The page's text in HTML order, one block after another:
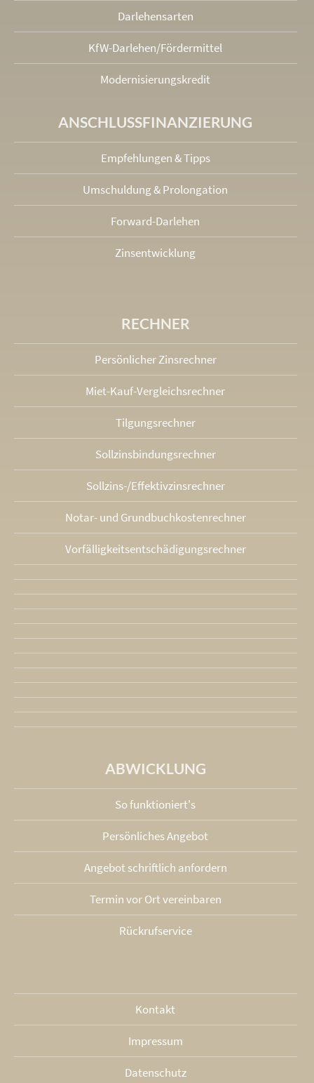
Darlehensarten
KfW-Darlehen/Fördermittel
Modernisierungskredit
ANSCHLUSS­FINANZIERUNG
Empfehlungen & Tipps
Umschuldung & Prolongation
Forward-Darlehen
Zinsentwicklung
RECHNER
Persönlicher Zinsrechner
Miet-Kauf-Vergleichsrechner
Tilgungsrechner
Sollzinsbindungs­rechner
Sollzins-/Effektivzins­rechner
Notar- und Grundbuchkosten­rechner
Vorfälligkeits­entschädigungs­rechner
ABWICKLUNG
So funktioniert's
Persönliches Angebot
Angebot schriftlich anfordern
Termin vor Ort vereinbaren
Rückrufservice
Kontakt
Impressum
Datenschutz